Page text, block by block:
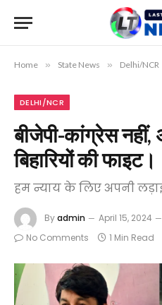
Home » State News » Delhi/NCR
DELHI/NCR
बीजेपी-कांग्रेस नहीं,
बिहारियों की फाइट।
हम न्याय के लिए अपनी
Byadmin April 15, 2024
No Comments
1 Min Read